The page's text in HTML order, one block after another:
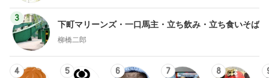
3
下町マリーンズ・一口馬主・立ち飲み・立ち食いそば
柳橋二郎
4 5 6 7 8